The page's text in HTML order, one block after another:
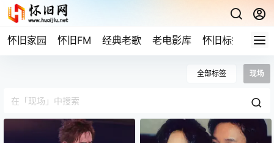
怀旧家园 怀旧FM 经典老歌 老电影库 怀旧标签 网
全部标签 现场